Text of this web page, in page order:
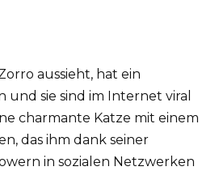
aussieht, hat ein
und sie sind im Internet viral
charmante Katze mit einem
das ihm dank seiner
in sozialen Netzwerken